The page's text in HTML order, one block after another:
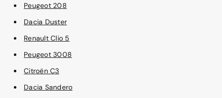
Peugeot 208
Dacia Duster
Renault Clio 5
Peugeot 3008
Citroën C3
Dacia Sandero